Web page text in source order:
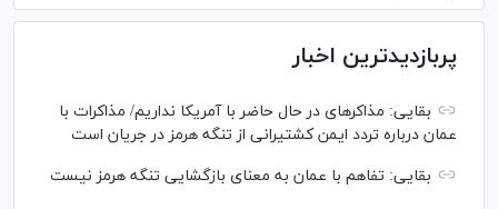
پربازدیدترین اخبار
بقایی: مذاکره‎ای در حال حاضر با آمریکا نداریم/ مذاکرات با
عمان درباره تردد ایمن کشتیرانی از تنگه هرمز در جریان است
بقایی: تفاهم با عمان به معنای بازگشایی تنگه هرمز نیست